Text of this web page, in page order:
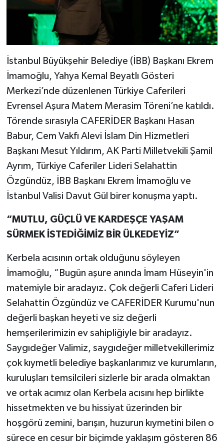
İstanbul Büyükşehir Belediye (İBB) Başkanı Ekrem
İmamoğlu, Yahya Kemal Beyatlı Gösteri
Merkezi’nde düzenlenen Türkiye Caferileri
Evrensel Aşura Matem Merasim Töreni’ne katıldı.
Törende sırasıyla CAFERİDER Başkanı Hasan
Babur, Cem Vakfı Alevi İslam Din Hizmetleri
Başkanı Mesut Yıldırım, AK Parti Milletvekili Şamil
Ayrım, Türkiye Caferiler Lideri Selahattin
Özgündüz, İBB Başkanı Ekrem İmamoğlu ve
İstanbul Valisi Davut Gül birer konuşma yaptı.
“MUTLU, GÜÇLÜ VE KARDEŞÇE YAŞAM
SÜRMEK İSTEDİĞİMİZ BİR ÜLKEDEYİZ”
Kerbela acısının ortak olduğunu söyleyen
İmamoğlu, “Bugün aşure anında İmam Hüseyin'in
matemiyle bir aradayız. Çok değerli Caferi Lideri
Selahattin Özgündüz ve CAFERİDER Kurumu'nun
değerli başkan heyeti ve siz değerli
hemşerilerimizin ev sahipliğiyle bir aradayız.
Saygıdeğer Valimiz, saygıdeğer milletvekillerimiz
çok kıymetli belediye başkanlarımız ve kurumların,
kuruluşları temsilcileri sizlerle bir arada olmaktan
ve ortak acımız olan Kerbela acısını hep birlikte
hissetmekten ve bu hissiyat üzerinden bir
hoşgörü zemini, barışın, huzurun kıymetini bilen o
sürece en cesur bir biçimde yaklaşım gösteren 86